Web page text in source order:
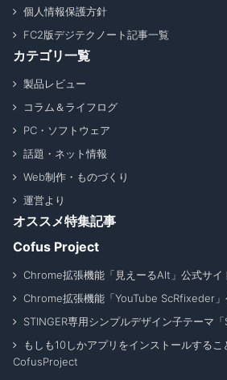
個人情報保護方針
FC2版デジテクノート記事一覧
カテゴリ一覧
製品レビュー
コラム＆ライフログ
PC・ソフトウェア
話題・ネット情報
Web制作・ものづくり
運営より
オススメ特集記事
Cofus Project
Chrome拡張機能「見えーるAlt」公式サイ
Chrome拡張機能「YouTube ScRfixeder」
STINGER専用シンプルデザイン子テーマ「
もしも10しかアプリをインストールするこ
CofusProject